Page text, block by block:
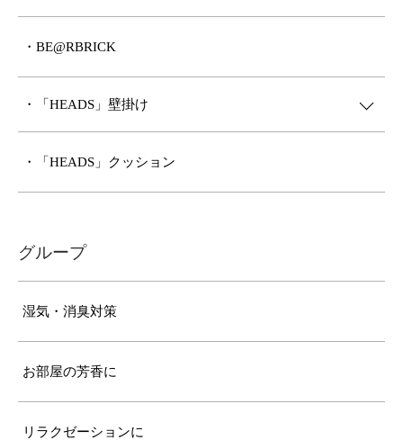
・BE@RBRICK
・「HEADS」壁掛け
・「HEADS」クッション
グループ
湿気・消臭対策
お部屋の芳香に
リラクゼーションに